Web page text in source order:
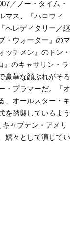
／ノー・タイム・
マス、『ハロウィ
へレディタリー／継
・ウォーター』のマ
ッチメン』のドン・
』のキャサリン・ラ
豪華な顔ぶれがそろ
・プラマーだ。『オ
、オールスター・キ
を踏襲しているよう
ャプテン・アメリ
嬉々として演じてい